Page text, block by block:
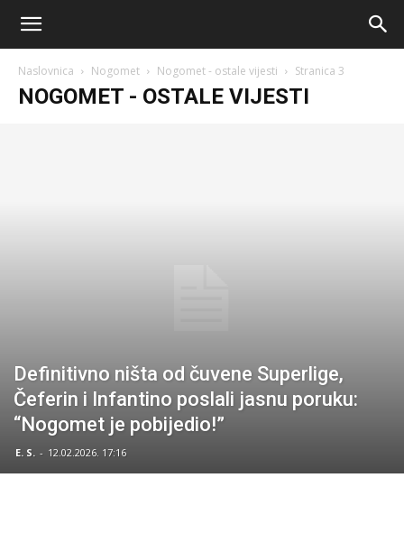
Sport
Naslovnica Nogomet Nogomet - ostale vijesti Stranica 3
NOGOMET - OSTALE VIJESTI
Definitivno ništa od čuvene Superlige,
Čeferin i Infantino poslali jasnu poruku:
“Nogomet je pobijedio!”
E. S. - 12.02.2026. 17:16